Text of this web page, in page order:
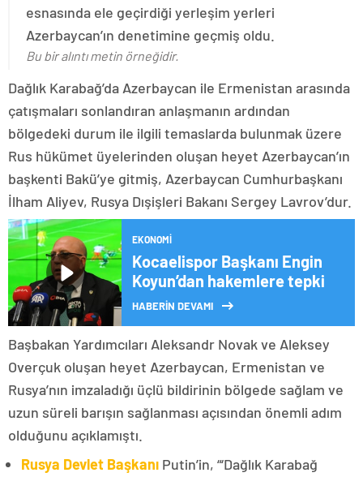
esnasında ele geçirdiği yerleşim yerleri
Azerbaycan’ın denetimine geçmiş oldu.
Bu bir alıntı metin örneğidir.
Dağlık Karabağ’da Azerbaycan ile Ermenistan arasında
çatışmaları sonlandıran anlaşmanın ardından
bölgedeki durum ile ilgili temaslarda bulunmak üzere
Rus hükümet üyelerinden oluşan heyet Azerbaycan’ın
başkenti Bakü’ye gitmiş, Azerbaycan Cumhurbaşkanı
İlham Aliyev, Rusya Dışişleri Bakanı Sergey Lavrov’dur.
EKONOMI
Kocaelispor Başkanı Engin
Koyun’dan hakemlere tepki
HABERİN DEVAMI
Başbakan Yardımcıları Aleksandr Novak ve Aleksey
Overçuk oluşan heyet Azerbaycan, Ermenistan ve
Rusya’nın imzaladığı üçlü bildirinin bölgede sağlam ve
uzun süreli barışın sağlanması açısından önemli adım
olduğunu açıklamıştı.
Rusya Devlet Başkanı Putin’in, “‘Dağlık Karabağ